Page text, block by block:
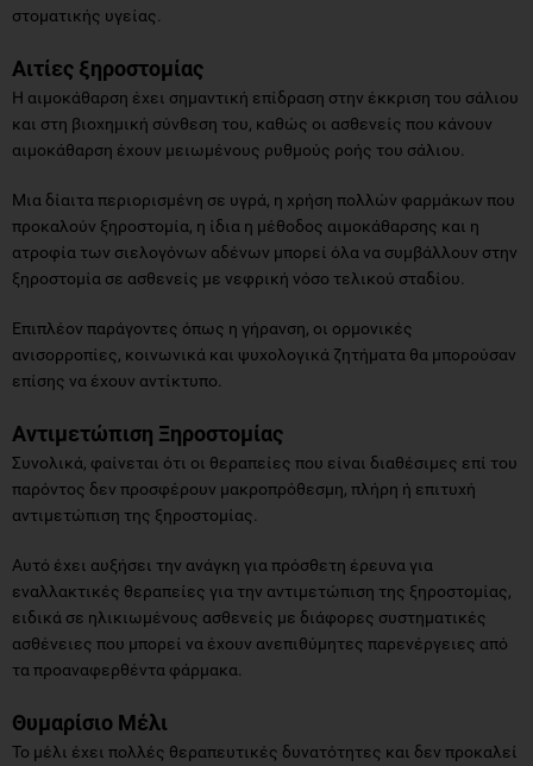
στοματικής υγείας.
Αιτίες ξηροστομίας
Η αιμοκάθαρση έχει σημαντική επίδραση στην έκκριση του σάλιου
και στη βιοχημική σύνθεση του, καθώς οι ασθενείς που κάνουν
αιμοκάθαρση έχουν μειωμένους ρυθμούς ροής του σάλιου.
Μια δίαιτα περιορισμένη σε υγρά, η χρήση πολλών φαρμάκων που
προκαλούν ξηροστομία, η ίδια η μέθοδος αιμοκάθαρσης και η
ατροφία των σιελογόνων αδένων μπορεί όλα να συμβάλλουν στην
ξηροστομία σε ασθενείς με νεφρική νόσο τελικού σταδίου.
Επιπλέον παράγοντες όπως η γήρανση, οι ορμονικές
ανισορροπίες, κοινωνικά και ψυχολογικά ζητήματα θα μπορούσαν
επίσης να έχουν αντίκτυπο.
Αντιμετώπιση Ξηροστομίας
Συνολικά, φαίνεται ότι οι θεραπείες που είναι διαθέσιμες επί του
παρόντος δεν προσφέρουν μακροπρόθεσμη, πλήρη ή επιτυχή
αντιμετώπιση της ξηροστομίας.
Αυτό έχει αυξήσει την ανάγκη για πρόσθετη έρευνα για
εναλλακτικές θεραπείες για την αντιμετώπιση της ξηροστομίας,
ειδικά σε ηλικιωμένους ασθενείς με διάφορες συστηματικές
ασθένειες που μπορεί να έχουν ανεπιθύμητες παρενέργειες από
τα προαναφερθέντα φάρμακα.
Θυμαρίσιο Μέλι
Το μέλι έχει πολλές θεραπευτικές δυνατότητες και δεν προκαλεί